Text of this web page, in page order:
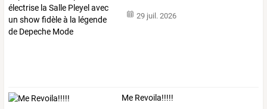
29 juil. 2026
Me Revoila!!!!!